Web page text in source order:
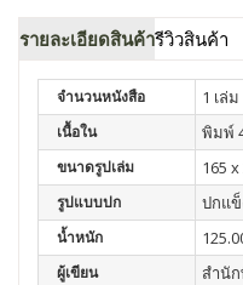
รายละเอียดสินค้ารีวิวสินค้า
จำนวนหนังสือ 1 เล่ม
เนื้อใน พิมพ์
ขนาดรูปเล่ม 165
รูปแบบปก ปกแข็
น้ำหนัก
ผู้เขียน สำนั